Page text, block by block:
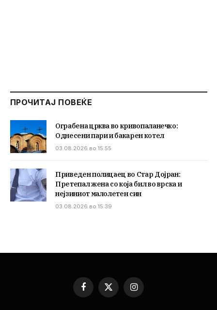
ПРОЧИТАЈ ПОВЕЌЕ
Ограбена црква во кривопаланечко:
Однесени пари и бакарен котел
03.08.2026 во 15:55
Приведен полицаец во Стар Дојран:
Претепал жена со која бил во врска и
нејзиниот малолетен син
03.08.2026 во 15:39
Facebook
X
(Twitter)
Instagram